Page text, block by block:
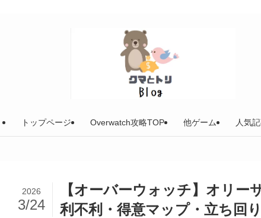
トップページ Overwatch攻略TOP 他ゲーム 人気
【オーバーウォッチ】オリー
利不利・得意マップ・立ち回
2026
3/24